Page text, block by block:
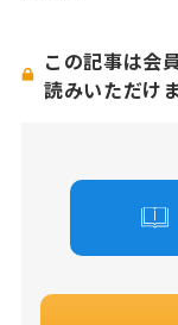
この記事は会
読みいただけま